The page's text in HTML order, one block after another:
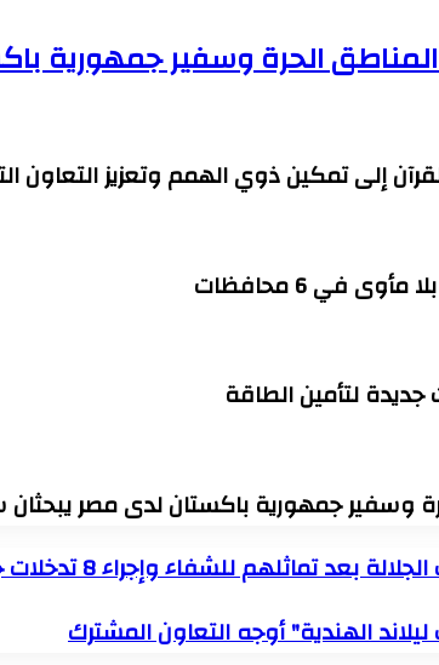
الحرة وسفير جمهورية
إلى تمكين ذوي الهمم وتعزيز التعاون
جديدة لتأمين الطاقة
وسفير جمهورية باكستان لدى مصر يبحثان
الهندية" أوجه التعاون المشترك